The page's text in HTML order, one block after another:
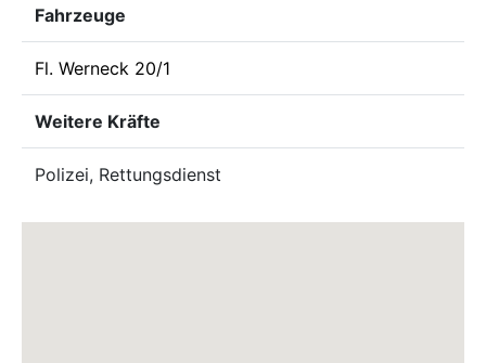
Fahrzeuge
Fl. Werneck 20/1
Weitere Kräfte
Polizei, Rettungsdienst